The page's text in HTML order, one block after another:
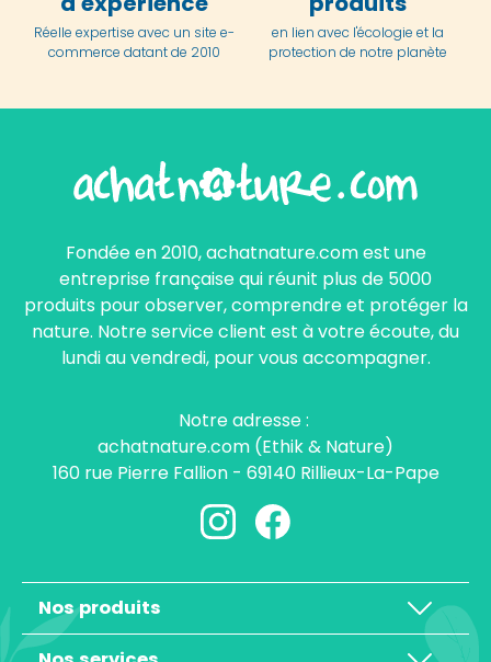
Réelle expertise avec un site e-
commerce datant de 2010
en lien avec l'écologie et la
protection de notre planète
Fondée en 2010, achatnature.com est une
entreprise française qui réunit plus de 5000
produits pour observer, comprendre et protéger la
nature. Notre service client est à votre écoute, du
lundi au vendredi, pour vous accompagner.
Notre adresse :
achatnature.com (Ethik & Nature)
160 rue Pierre Fallion - 69140 Rillieux-La-Pape
Nos produits